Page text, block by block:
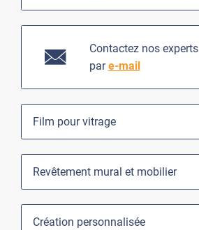
Contactez nos experts
pare-mail
Film pour vitrage
Revêtement mural et mobilier
Création personnalisée